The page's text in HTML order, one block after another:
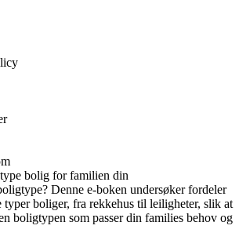
bolig for familien din
Denne e-boken undersøker fordeler
typer boliger, fra rekkehus til leiligheter, slik at
boligtypen som passer din families behov og